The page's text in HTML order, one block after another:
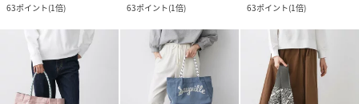
63ポイント(1倍)
63ポイント(1倍)
63ポイント(1倍)